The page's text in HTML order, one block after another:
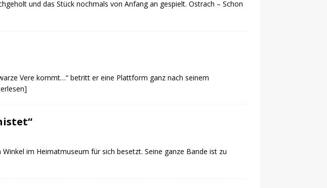
und das Stück nochmals von Anfang an gespielt. Ostrach – Schon
Vere kommt…“ betritt er eine Plattform ganz nach seinem
im Heimatmuseum für sich besetzt. Seine ganze Bande ist zu